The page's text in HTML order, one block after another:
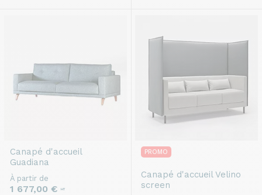
Canapé d'accueil
Guadiana
À partir de
1 677,00 € HT
PROMO
Canapé d'accueil Velino
screen